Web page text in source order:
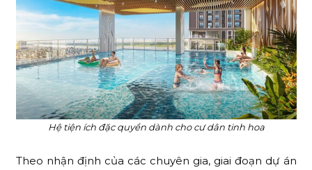
Hệ tiện ích đặc quyền dành cho cư dân tinh hoa
Theo nhận định của các chuyên gia, giai đoạn dự án